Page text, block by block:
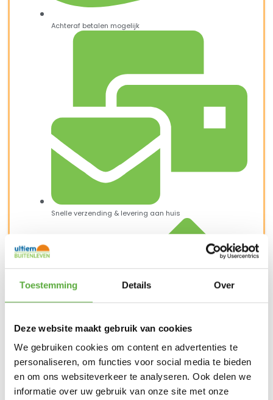
Toestemming Details Over
Deze website maakt gebruik van cookies
We gebruiken cookies om content en advertenties te
personaliseren, om functies voor social media te bieden
en om ons websiteverkeer te analyseren. Ook delen we
informatie over uw gebruik van onze site met onze
Achteraf betalen mogelijk
Snelle verzending & levering aan huis